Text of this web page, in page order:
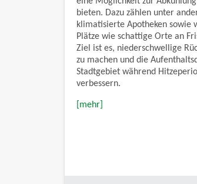
bieten. Dazu zählen unter
klimatisierte Apotheken sowie
Plätze wie schattige Orte an
Ziel ist es, niederschwellige
zu machen und die
Stadtgebiet während
verbessern.
[mehr]